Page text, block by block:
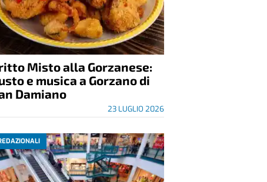
Misto alla Gorzanese:
e musica a Gorzano di
Damiano
23 LUGLIO 2026